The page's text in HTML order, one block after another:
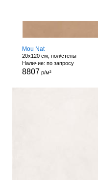
Mou Nat
20x120 см, пол/стены
Наличие: по запросу
8807 р/м²